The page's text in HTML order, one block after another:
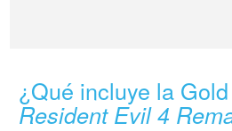
¿Qué incluye la
Resident Evil 4